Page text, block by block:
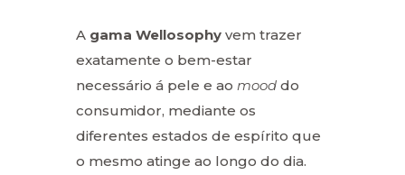
A gama Wellosophy vem trazer
exatamente o bem-estar
necessário á pele e ao mood do
consumidor, mediante os
diferentes estados de espírito que
o mesmo atinge ao longo do dia.